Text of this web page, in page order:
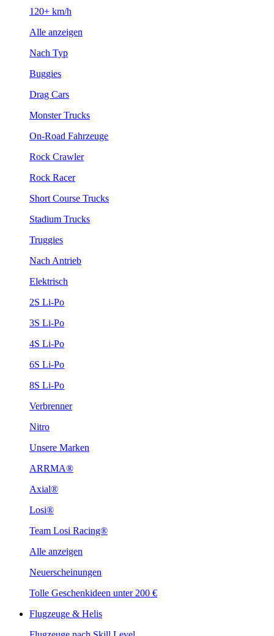
120+ km/h
Alle anzeigen
Nach Typ
Buggies
Drag Cars
Monster Trucks
On-Road Fahrzeuge
Rock Crawler
Rock Racer
Short Course Trucks
Stadium Trucks
Truggies
Nach Antrieb
Elektrisch
2S Li-Po
3S Li-Po
4S Li-Po
6S Li-Po
8S Li-Po
Verbrenner
Nitro
Unsere Marken
ARRMA®
Axial®
Losi®
Team Losi Racing®
Alle anzeigen
Neuerscheinungen
Tolle Geschenkideen unter 200 €
Flugzeuge & Helis